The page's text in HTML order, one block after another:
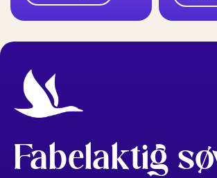
Fabelaktig